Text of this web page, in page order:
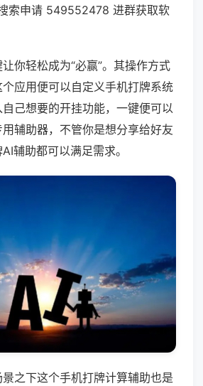
索申请 549552478 进群获取软
你轻松成为“必赢”。其操作方式
应用便可以自定义手机打牌系统
己想要的开挂功能，一键便可以
辅助器，不管你是想分享给好友
辅助都可以满足需求。
之下这个手机打牌计算辅助也是